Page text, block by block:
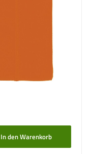
benutze die Schaltflächen um
In den Warenkorb